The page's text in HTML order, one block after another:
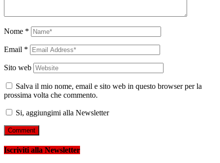
Nome *
Email *
Sito web
Salva il mio nome, email e sito web in questo browser per la
prossima volta che commento.
Si, aggiungimi alla Newsletter
Iscriviti alla Newsletter